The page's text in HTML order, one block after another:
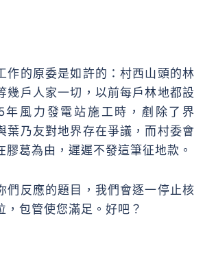
的原委是如許的：村西山頭的林
幾戶人家一切，以前每戶林地都設
年風力發電站施工時，剷除了界
葉乃友對地界存在爭議，而村委會
膠葛為由，遲遲不發這筆征地款。
們反應的題目，我們會逐一停止核
，包管使您滿足。好吧？